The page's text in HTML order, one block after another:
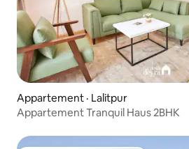
Appartement · Lalitpur
Appartement Tranquil Haus 2BHK